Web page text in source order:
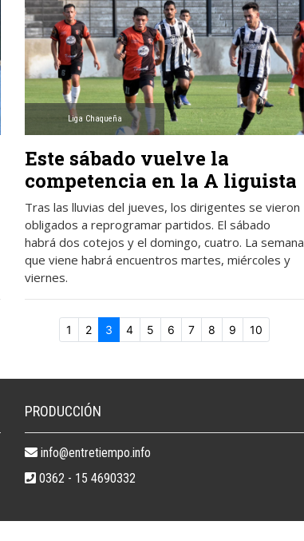
Liga Chaqueña
Este sábado vuelve la
competencia en la A liguista
Tras las lluvias del jueves, los dirigentes se vieron
obligados a reprogramar partidos. El sábado
habrá dos cotejos y el domingo, cuatro. La semana
que viene habrá encuentros martes, miércoles y
viernes.
1 2 3 4 5 6 7 8 9 10
PRODUCCIÓN
info@entretiempo.info
0362 - 15 4690332